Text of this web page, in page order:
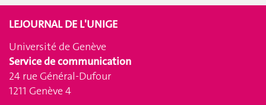
LEJOURNAL DE L'UNIGE
Université de Genève
Service de communication
24 rue Général-Dufour
1211 Genève 4